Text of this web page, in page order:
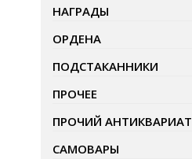
НАГРАДЫ
ОРДЕНА
ПОДСТАКАННИКИ
ПРОЧЕЕ
ПРОЧИЙ АНТИКВАРИАТ
САМОВАРЫ